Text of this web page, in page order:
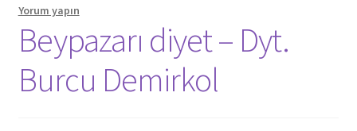
Yardım
Formu doldurun biz sayfanızı oluşturalım
Yorum yapın
Beypazarı diyet – Dyt.
Burcu Demirkol